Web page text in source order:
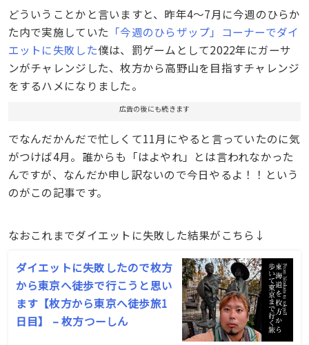
どういうことかと言いますと、昨年4〜7月に今週のひらか
た内で実施していた 「今週のひらザップ」コーナーでダイ
エットに失敗した僕は、罰ゲームとして2022年にガーサ
ンがチャレンジした、枚方から高野山を目指すチャレンジ
をするハメになりました。
広告の後にも続きます
でなんだかんだで忙しくて11月にやると言っていたのに気
がつけば4月。誰からも「はよやれ」とは言われなかった
んですが、なんだか申し訳ないので今日やるよ！！という
のがこの記事です。
なおこれまでダイエットに失敗した結果がこちら↓
ダイエットに失敗したので枚方
から東京へ徒歩で行こうと思い
ます【枚方から東京へ徒歩旅1
日目】 – 枚方つーしん